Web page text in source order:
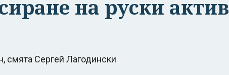
на руски
смята Сергей Лагодински